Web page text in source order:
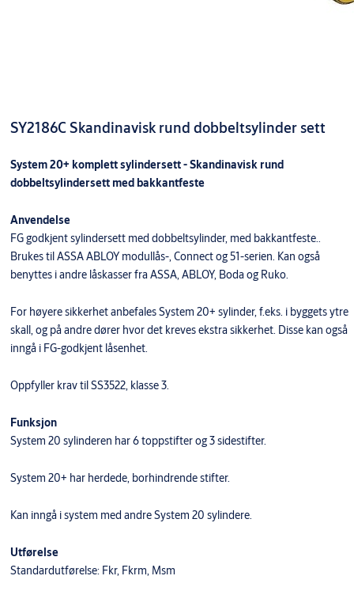
SY2186C Skandinavisk rund dobbeltsylinder sett
System 20+ komplett sylindersett - Skandinavisk rund
dobbeltsylindersett med bakkantfeste
Anvendelse
FG godkjent sylindersett med dobbeltsylinder, med bakkantfeste..
Brukes til ASSA ABLOY modullås-, Connect og 51-serien. Kan også
benyttes i andre låskasser fra ASSA, ABLOY, Boda og Ruko.
For høyere sikkerhet anbefales System 20+ sylinder, f.eks. i byggets ytre
skall, og på andre dører hvor det kreves ekstra sikkerhet. Disse kan også
inngå i FG-godkjent låsenhet.
Oppfyller krav til SS3522, klasse 3.
Funksjon
System 20 sylinderen har 6 toppstifter og 3 sidestifter.
System 20+ har herdede, borhindrende stifter.
Kan inngå i system med andre System 20 sylindere.
Utførelse
Standardutførelse: Fkr, Fkrm, Msm